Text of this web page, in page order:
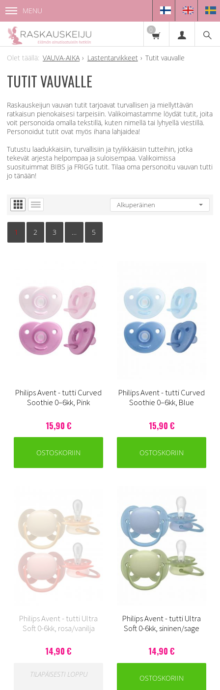
MENU
0
VAUVA-AIKA Lastentarvikkeet Tutit vauvalle
TUTIT VAUVALLE
Raskauskeijun vauvan tutit tarjoavat turvallisen ja miellyttävän
ratkaisun pienokaisesi tarpeisiin. Valikoimastamme löydät tutit, joita
voit personoida omalla tekstillä, kuten nimellä tai lyhyellä viestillä.
Personoidut tutit ovat myös ihana lahjaidea!
Tutustu laadukkaisiin, turvallisiin ja tyylikkäisiin tutteihin, jotka
tekevät arjesta helpompaa ja suloisempaa. Valikoimissa
suosituimmat BIBS ja FRIGG tutit. Tilaa oma personoitu vauvan tutti
jo tänään!
1 2 3 … 5
Philips Avent - tutti Curved
Soothie 0–6kk, Pink
15,90 €
OSTOSKORIIN
Philips Avent - tutti Curved
Soothie 0–6kk, Blue
15,90 €
OSTOSKORIIN
Philips Avent - tutti Ultra
Soft 0-6kk, rosa/vanilja
14,90 €
TILAPÄISESTI LOPPU
Philips Avent - tutti Ultra
Soft 0-6kk, sininen/sage
14,90 €
OSTOSKORIIN